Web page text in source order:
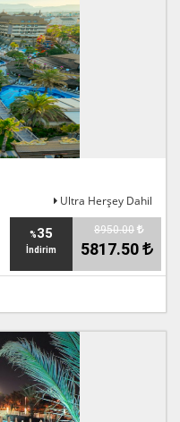
Ultra Herşey Dahil
%35
İndirim
8950.00
5817.50